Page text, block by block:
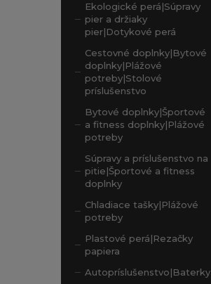
Ekologické perá|Súpravy
pier a držiaky
pier|Dotykové perá
Cestovné doplnky|Bytové
doplnky|Plážové
potreby|Stolové
príslušenstvo
Bytové doplnky|Športové
a fitness doplnky|Plážové
potreby
Súpravy a príslušenstvo na
pitie|Športové a fitness
doplnky
Chladiace tašky|Plážové
potreby
Plastové perá|Rezačky
papiera
Autopríslušenstvo|Baterky